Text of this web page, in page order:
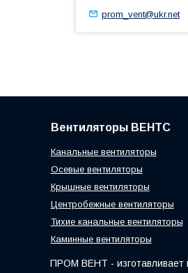
prom_vent@ukr.net
Вентиляторы ВЕНТС
Канальные вентиляторы
Осевые вентиляторы
Крышные вентиляторы
Центробежные вентиляторы
Тихие канальные вентиляторы
Каминные вентиляторы
ПРОМ ВЕНТ - изготавливает